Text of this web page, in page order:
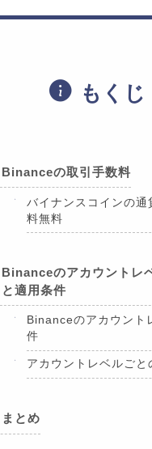
もくじ
Binanceの取引手数料
バイナンスコインの通
料無料
Binanceのアカウントレ
と適用条件
Binanceのアカウント
件
アカウントレベルごと
まとめ